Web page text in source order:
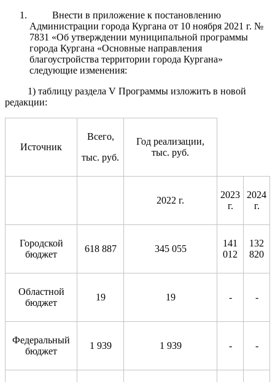
Внести в приложение к постановлению
Администрации города Кургана от 10 ноября 2021 г. №
7831 «Об утверждении муниципальной программы
города Кургана «Основные направления
благоустройства территории города Кургана»
следующие изменения:
1) таблицу раздела V Программы изложить в новой
редакции:
Источник
Всего,
тыс. руб.
Год реализации,
тыс. руб.
2022 г.
2023
г.
2024
г.
Городской
бюджет
618 887 345 055
141
012
132
820
Областной
бюджет
19 19 - -
Федеральный
бюджет
1 939 1 939 - -